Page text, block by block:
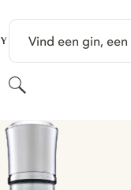
Vind een gin, een
Zoeken